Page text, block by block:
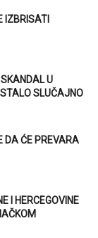
IZBRISATI
U
SLUČAJNO
DA ĆE PREVARA
I HERCEGOVINE